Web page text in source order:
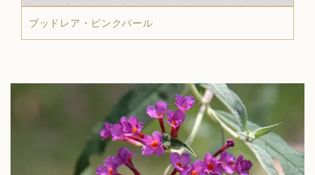
ブッドレア・ピンクパール